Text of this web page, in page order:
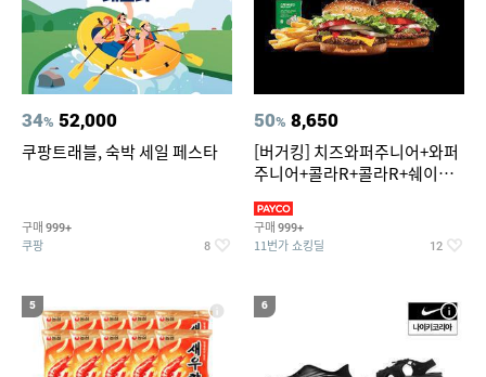
34% 52,000
쿠팡트래블, 숙박 세일 페스타
구매 999+
쿠팡 8
50% 8,650
[버거킹] 치즈와퍼주니어+와퍼
주니어+콜라R+콜라R+쉐이킹
구매 999+
11번가 쇼킹딜 12
5 6